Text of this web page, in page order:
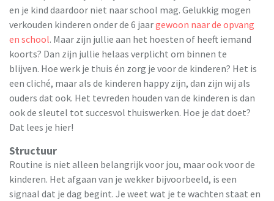
en je kind daardoor niet naar school mag. Gelukkig mogen
verkouden kinderen onder de 6 jaargewoon naar de opvang
en school. Maar zijn jullie aan het hoesten of heeft iemand
koorts? Dan zijn jullie helaas verplicht om binnen te
blijven. Hoe werk je thuis én zorg je voor de kinderen? Het is
een cliché, maar als de kinderen happy zijn, dan zijn wij als
ouders dat ook. Het tevreden houden van de kinderen is dan
ook de sleutel tot succesvol thuiswerken. Hoe je dat doet?
Dat lees je hier!
Structuur
Routine is niet alleen belangrijk voor jou, maar ook voor de
kinderen. Het afgaan van je wekker bijvoorbeeld, is een
signaal dat je dag begint. Je weet wat je te wachten staat en